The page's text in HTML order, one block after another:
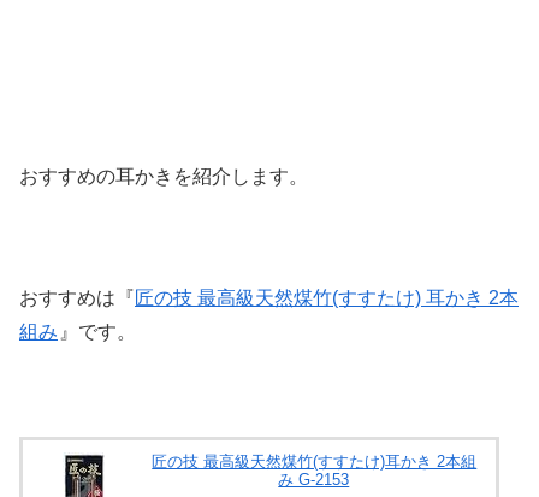
おすすめの耳かきを紹介します。
おすすめは『匠の技 最高級天然煤竹(すすたけ) 耳かき 2本
組み 』です。
匠の技 最高級天然煤竹(すすたけ)耳かき 2本組
み G-2153